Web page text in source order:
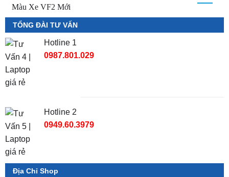
TỔNG ĐÀI TƯ VẤN
Hotline 1
0987.801.029
Hotline 2
0949.60.3979
Địa Chỉ Shop